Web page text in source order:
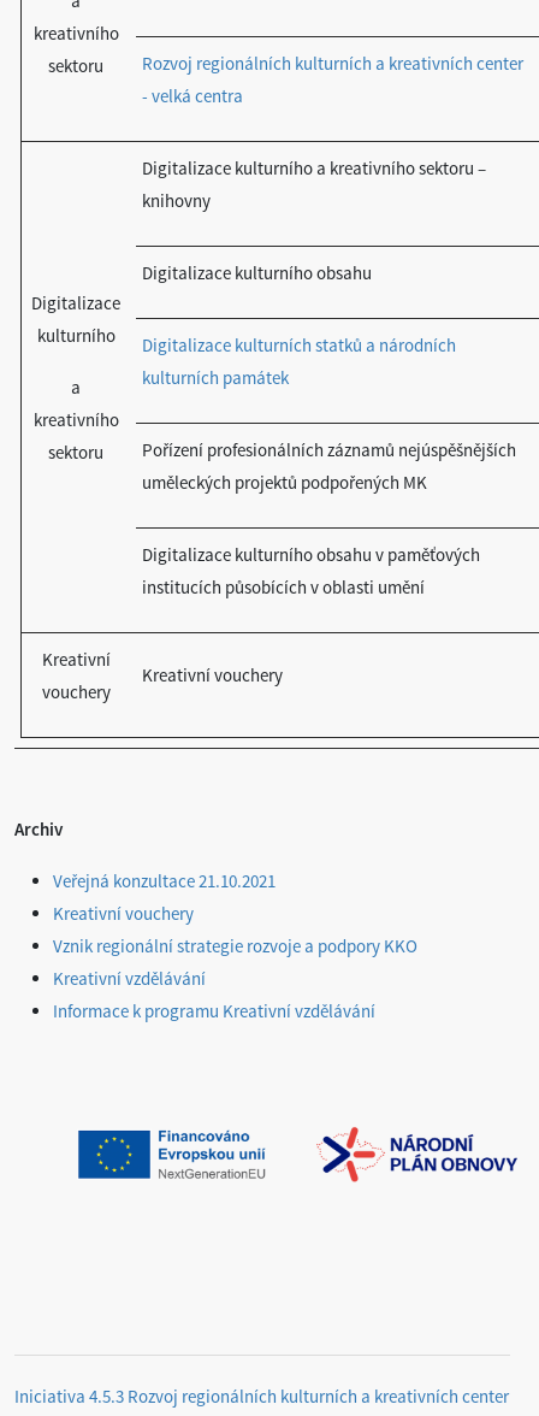
kreativního
sektoru
Rozvoj regionálních kulturních a kreativních center
- velká centra
Digitalizace
kulturního
a
kreativního
sektoru
Digitalizace kulturního a kreativního sektoru –
knihovny
Digitalizace kulturního obsahu
Digitalizace kulturních statků a národních
kulturních památek
Pořízení profesionálních záznamů nejúspěšnějších
uměleckých projektů podpořených MK
Digitalizace kulturního obsahu v paměťových
institucích působících v oblasti umění
Kreativní
vouchery
Kreativní vouchery
Archiv
Veřejná konzultace 21.10.2021
Kreativní vouchery
Vznik regionální strategie rozvoje a podpory KKO
Kreativní vzdělávání
Informace k programu Kreativní vzdělávání
Iniciativa 4.5.3 Rozvoj regionálních kulturních a kreativních center